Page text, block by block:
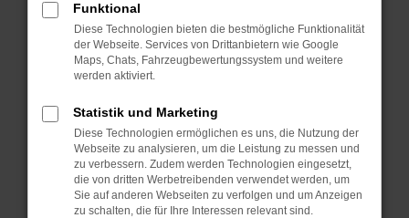
anderen Browser oder in einem privaten
Fenster?
Starte dein Gerät neu.
Das kann manchmal helfen,
vorübergehende Probleme zu beheben.
Stelle sicher, dass dein Browser und dein
Betriebssystem auf dem neuesten Stand
sind.
Veraltete Software birgt nicht nur ein
Funktional
Diese Technologien bieten die bestmögliche Funktionalität
der Webseite. Services von Drittanbietern wie Google
Maps, Chats, Fahrzeugbewertungssystem und weitere
werden aktiviert.
Statistik und Marketing
Diese Technologien ermöglichen es uns, die Nutzung der
Webseite zu analysieren, um die Leistung zu messen und
zu verbessern. Zudem werden Technologien eingesetzt,
die von dritten Werbetreibenden verwendet werden, um
Sie auf anderen Webseiten zu verfolgen und um Anzeigen
zu schalten, die für Ihre Interessen relevant sind.